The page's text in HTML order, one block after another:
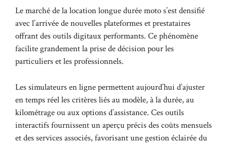
Le marché de la location longue durée moto s’est densifié
avec l’arrivée de nouvelles plateformes et prestataires
offrant des outils digitaux performants. Ce phénomène
facilite grandement la prise de décision pour les
particuliers et les professionnels.
Les simulateurs en ligne permettent aujourd’hui d’ajuster
en temps réel les critères liés au modèle, à la durée, au
kilométrage ou aux options d’assistance. Ces outils
interactifs fournissent un aperçu précis des coûts mensuels
et des services associés, favorisant une gestion éclairée du